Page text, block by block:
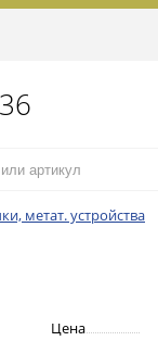
метат. устройства
Цена